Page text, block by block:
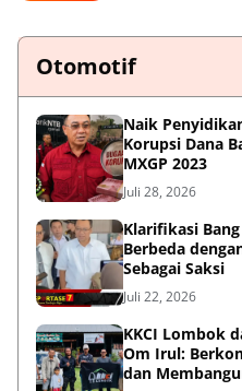
Otomotif
Naik
Korupsi Dana
MXGP 2023
Juli 28, 2026
Klarifikasi Bang
Berbeda
Sebagai Saksi
Juli 22, 2026
KKCI Lombok
Om Irul:
dan